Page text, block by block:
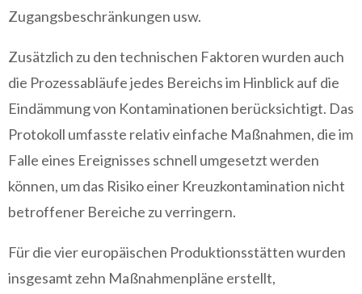
Zugangsbeschränkungen usw.
Zusätzlich zu den technischen Faktoren wurden auch
die Prozessabläufe jedes Bereichs im Hinblick auf die
Eindämmung von Kontaminationen berücksichtigt. Das
Protokoll umfasste relativ einfache Maßnahmen, die im
Falle eines Ereignisses schnell umgesetzt werden
können, um das Risiko einer Kreuzkontamination nicht
betroffener Bereiche zu verringern.
Für die vier europäischen Produktionsstätten wurden
insgesamt zehn Maßnahmenpläne erstellt,